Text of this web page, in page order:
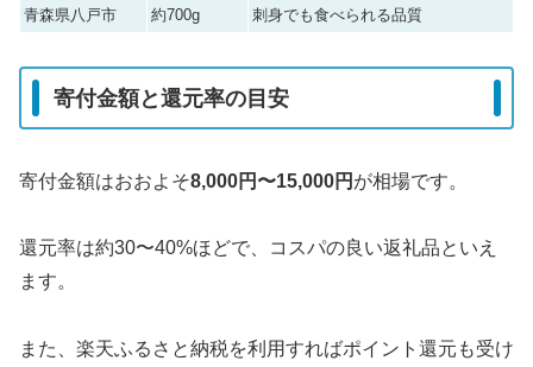
青森県八戸市
約700g 刺身でも食べられる品質
寄付金額と還元率の目安
寄付金額はおおよそ8,000円〜15,000円 が相場です。
還元率は約30〜40%ほどで、コスパの良い返礼品といえ
ます。
また、楽天ふるさと納税を利用すればポイント還元も受け